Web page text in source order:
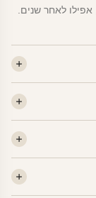
אפילו לאחר שנים.